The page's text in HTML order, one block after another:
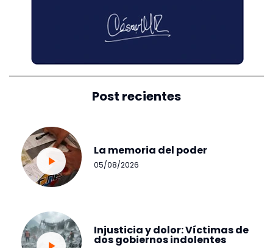
Post recientes
La memoria del poder
05/08/2026
Injusticia y dolor: Víctimas de
dos gobiernos indolentes